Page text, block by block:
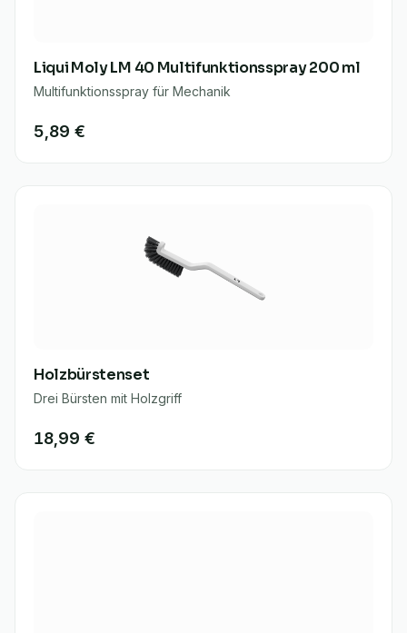
Liqui Moly LM 40 Multifunktionsspray 200 ml
Multifunktionsspray für Mechanik
5,89 €
Holzbürstenset
Drei Bürsten mit Holzgriff
18,99 €